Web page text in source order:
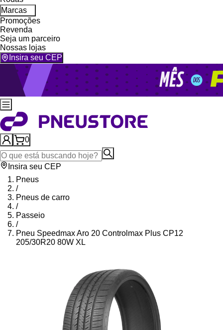
Marcas
Promoções
Revenda
Seja um parceiro
Nossas lojas
Insira seu CEP
0
Insira seu CEP
Pneus
/
Pneus de carro
/
Passeio
/
Pneu Speedmax Aro 20 Controlmax Plus CP12
205/30R20 80W XL